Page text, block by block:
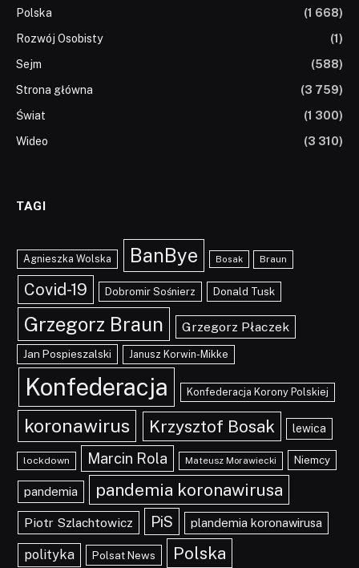
Polska
(1 668)
Rozwój Osobisty
(1)
Sejm
(588)
Strona główna
(3 759)
Świat
(1 300)
Wideo
(3 310)
TAGI
Agnieszka Wolska BanBye Bosak Braun
Covid-19 Dobromir Sośnierz Donald Tusk
Grzegorz Braun Grzegorz Płaczek
Jan Pospieszalski Janusz Korwin-Mikke
Konfederacja Konfederacja Korony Polskiej
koronawirus Krzysztof Bosak lewica
lockdown Marcin Rola Mateusz Morawiecki Niemcy
pandemia pandemia koronawirusa
Piotr Szlachtowicz PiS plandemia koronawirusa
polityka Polsat News Polska